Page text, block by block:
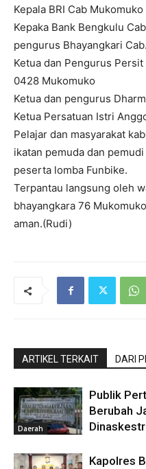
Kepala BRI Cab Mukomuko
Kepaka Bank Bengkulu
pengurus Bhayangkari
Ketua dan Pengurus
0428 Mukomuko
Ketua dan pengurus
Ketua Persatuan Istri
Pelajar dan masyarakat
ikatan pemuda dan
peserta lomba Funbike.
Terpantau langsung oleh
bhayangkara 76
aman.(Rudi)
ARTIKEL TERKAIT DARI
Daerah
Publik
Berubah
Kapolres